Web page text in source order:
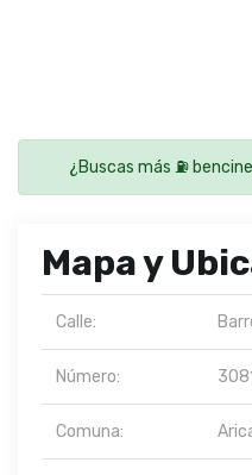
¿Buscas más ⛽
Mapa y
Calle:
Número:
Comuna: